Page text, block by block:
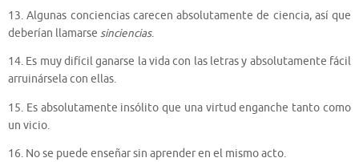
13. Algunas conciencias carecen absolutamente de ciencia, así que
deberían llamarse sinciencias.
14. Es muy difícil ganarse la vida con las letras y absolutamente fácil
arruinársela con ellas.
15. Es absolutamente insólito que una virtud enganche tanto como
un vicio.
16. No se puede enseñar sin aprender en el mismo acto.